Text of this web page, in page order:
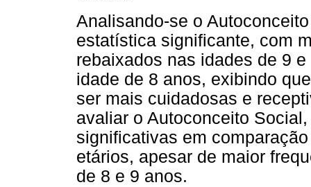
Analisando-se o
estatística significante, com
rebaixados nas idades de 9
idade de 8 anos, exibindo
ser mais cuidadosas e
avaliar o Autoconceito
significativas em
etários, apesar de maior
de 8 e 9 anos.